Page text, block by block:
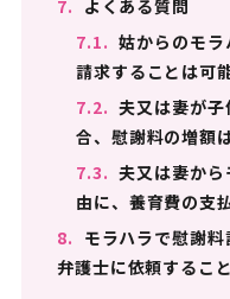
7. よくある質問
7.1. 姑からのモ
請求することは可
7.2. 夫又は妻が
合、慰謝料の増額
7.3. 夫又は妻か
由に、養育費の支
8. モラハラで慰謝
弁護士に依頼するこ